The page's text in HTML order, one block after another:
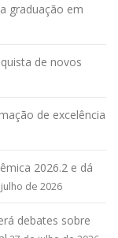
graduação em
de novos
de excelência
2026.2 e dá
de 2026
debates sobre